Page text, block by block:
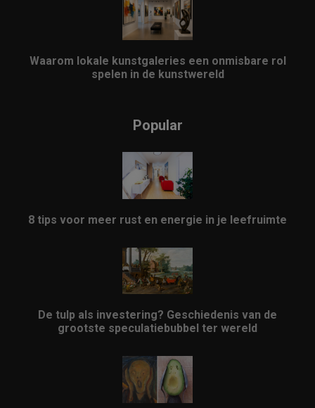
Waarom lokale kunstgaleries een onmisbare rol
spelen in de kunstwereld
Popular
8 tips voor meer rust en energie in je leefruimte
De tulp als investering? Geschiedenis van de
grootste speculatiebubbel ter wereld